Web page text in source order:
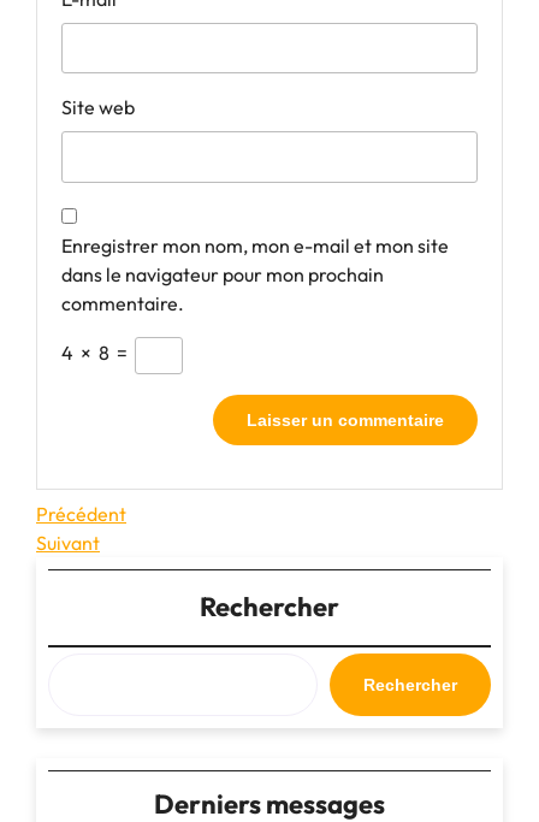
Site web
Enregistrer mon nom, mon e-mail et mon site
dans le navigateur pour mon prochain
commentaire.
4 × 8 =
Navigation
de
Article
précédent
Précédent
Article
suivant
Suivant
Rechercher
Rechercher
Derniers messages